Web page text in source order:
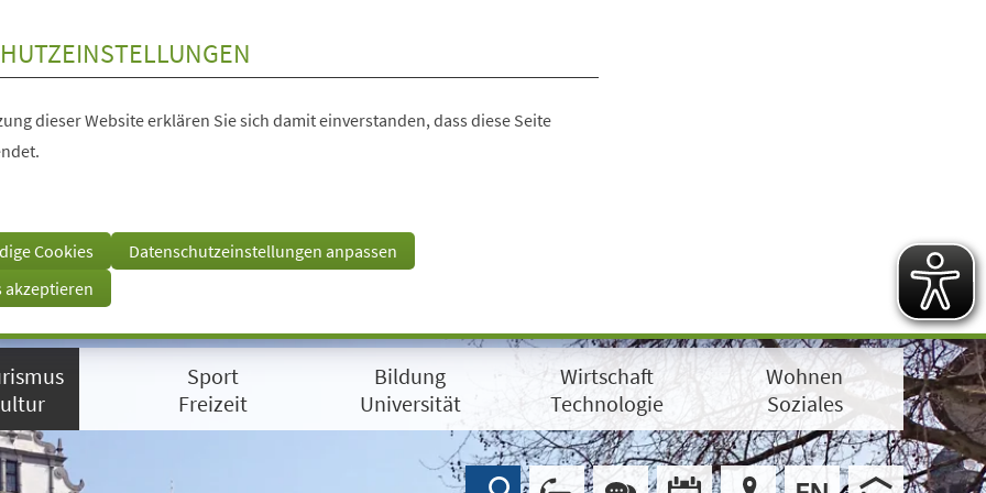
dieser Website erklären Sie sich damit einverstanden, dass diese Seite
Cookies
Datenschutzeinstellungen anpassen
akzeptieren
Sport
Freizeit
Bildung
Universität
Wirtschaft
Technologie
Wohnen
Soziales